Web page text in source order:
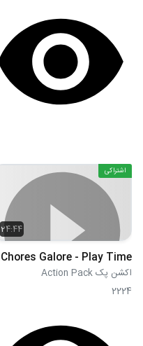
24:44
اشتراکی
اکشن پک Action Pack
2224